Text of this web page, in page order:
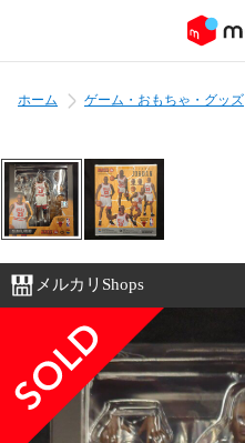
ホーム ゲーム・おもちゃ・グッズ
メルカリShops